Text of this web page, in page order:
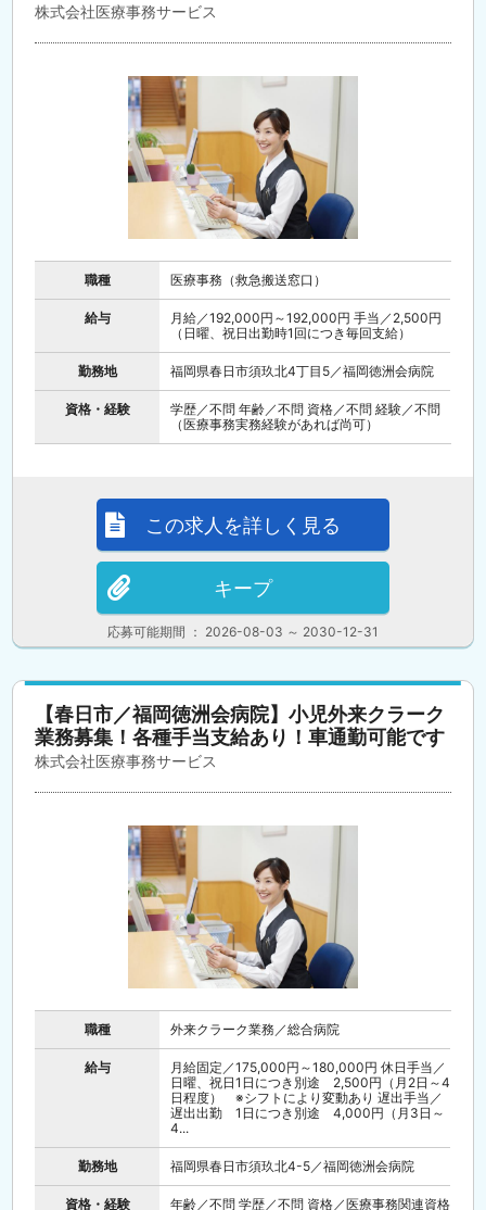
株式会社医療事務サービス
職種 医療事務（救急搬送窓口）
給与
月給／192,000円～192,000円 手当／2,500円
（日曜、祝日出勤時1回につき毎回支給）
勤務地 福岡県春日市須玖北4丁目5／福岡徳洲会病院
資格・経験
学歴／不問 年齢／不問 資格／不問 経験／不問
（医療事務実務経験があれば尚可）
応募可能期間 ： 2026-08-03 ～ 2030-12-31
この求人を詳しく見る
キープ
【春日市／福岡徳洲会病院】小児外来クラーク
業務募集！各種手当支給あり！車通勤可能です
株式会社医療事務サービス
職種 外来クラーク業務／総合病院
給与
月給固定／175,000円～180,000円 休日手当／
日曜、祝日1日につき別途 2,500円（月2日～4
日程度） ※シフトにより変動あり 遅出手当／
遅出出勤 1日につき別途 4,000円（月3日～
4...
勤務地 福岡県春日市須玖北4-5／福岡徳洲会病院
資格・経験 年齢／不問 学歴／不問 資格／医療事務関連資格